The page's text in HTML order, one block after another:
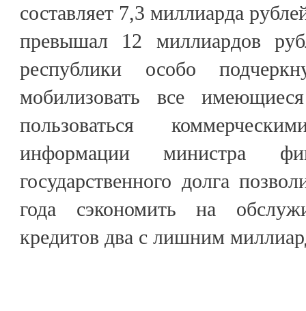
составляет 7,3 миллиарда
превышал 12 миллиардов
республики особо
мобилизовать все
пользоваться
информации министра
государственного долга
года сэкономить на
кредитов два с лишним